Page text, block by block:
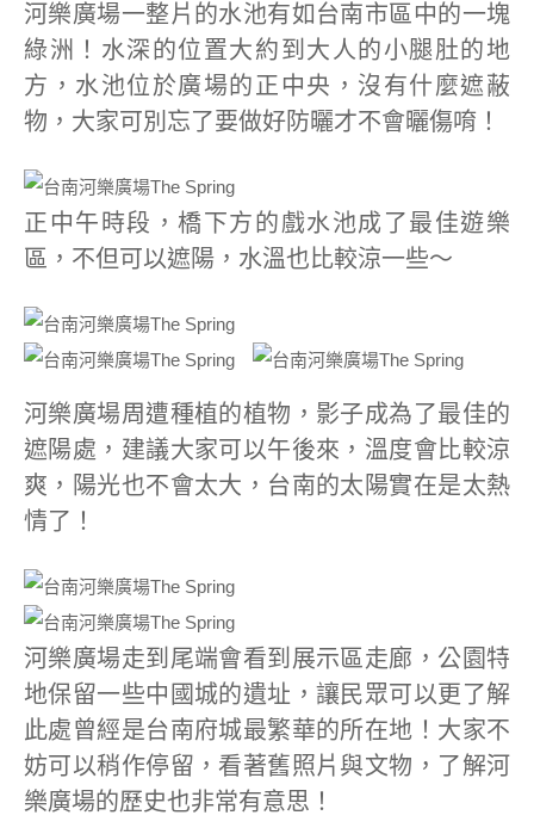
河樂廣場一整片的水池有如台南市區中的一塊
綠洲！水深的位置大約到大人的小腿肚的地
方，水池位於廣場的正中央，沒有什麼遮蔽
物，大家可別忘了要做好防曬才不會曬傷唷！
正中午時段，橋下方的戲水池成了最佳遊樂
區，不但可以遮陽，水溫也比較涼一些～
河樂廣場周遭種植的植物，影子成為了最佳的
遮陽處，建議大家可以午後來，溫度會比較涼
爽，陽光也不會太大，台南的太陽實在是太熱
情了！
河樂廣場走到尾端會看到展示區走廊，公園特
地保留一些中國城的遺址，讓民眾可以更了解
此處曾經是台南府城最繁華的所在地！大家不
妨可以稍作停留，看著舊照片與文物，了解河
樂廣場的歷史也非常有意思！